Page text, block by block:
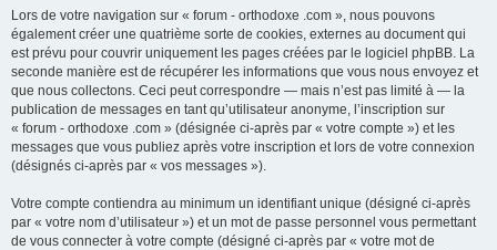
Lors de votre navigation sur « forum - orthodoxe .com », nous pouvons
également créer une quatrième sorte de cookies, externes au document qui
est prévu pour couvrir uniquement les pages créées par le logiciel phpBB. La
seconde manière est de récupérer les informations que vous nous envoyez et
que nous collectons. Ceci peut correspondre — mais n’est pas limité à — la
publication de messages en tant qu’utilisateur anonyme, l’inscription sur
« forum - orthodoxe .com » (désignée ci-après par « votre compte ») et les
messages que vous publiez après votre inscription et lors de votre connexion
(désignés ci-après par « vos messages »).
Votre compte contiendra au minimum un identifiant unique (désigné ci-après
par « votre nom d’utilisateur ») et un mot de passe personnel vous permettant
de vous connecter à votre compte (désigné ci-après par « votre mot de